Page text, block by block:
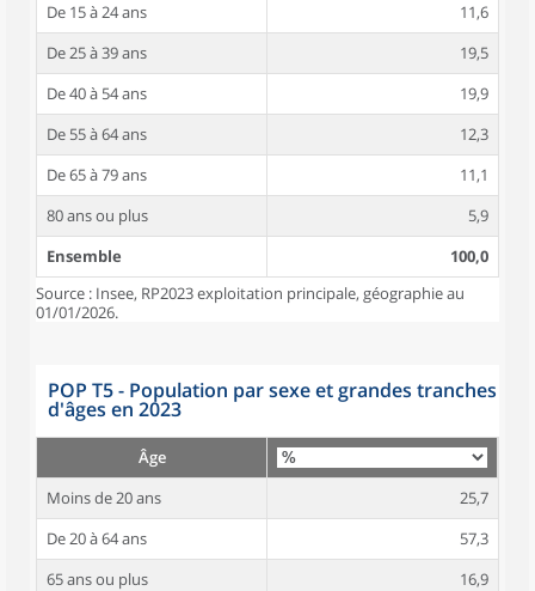
De 15 à 24 ans
11,6
De 25 à 39 ans
19,5
De 40 à 54 ans
19,9
De 55 à 64 ans
12,3
De 65 à 79 ans
11,1
80 ans ou plus
5,9
Ensemble
100,0
Source : Insee, RP2023 exploitation principale, géographie au
01/01/2026.
POP T5 - Population par sexe et grandes tranches
d'âges en 2023
Âge
Moins de 20 ans
25,7
De 20 à 64 ans
57,3
65 ans ou plus
16,9